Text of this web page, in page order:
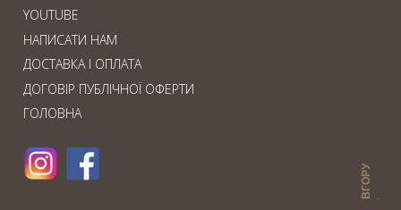
YOUTUBE
НАПИСАТИ НАМ
ДОСТАВКА І ОПЛАТА
ДОГОВІР ПУБЛІЧНОЇ ОФЕРТИ
ГОЛОВНА
ВГОРУ